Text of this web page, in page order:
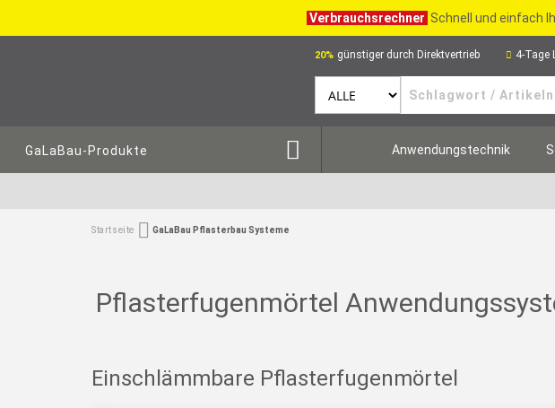
Verbrauchsrechner Schnell und einfach
20% günstiger durch Direktvertrieb 4-Tage
GaLaBau-Produkte Anwendungstechnik
Startseite GaLaBau Pflasterbau Systeme
Pflasterfugenmörtel
Einschlämmbare Pflasterfugenmörtel